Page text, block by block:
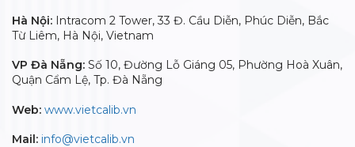
Hà Nội: Intracom 2 Tower, 33 Đ. Cầu Diễn, Phúc Diễn, Bắc
Từ Liêm, Hà Nội, Vietnam
VP Đà Nẵng: Số 10, Đường Lỗ Giáng 05, Phường Hoà Xuân,
Quận Cẩm Lệ, Tp. Đà Nẵng
Web: www.vietcalib.vn
Mail: info@vietcalib.vn